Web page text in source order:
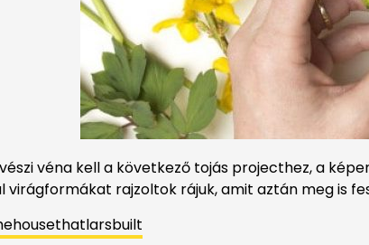
véna kell a következő tojás projecthez, a
virágformákat rajzoltok rájuk, amit aztán meg is